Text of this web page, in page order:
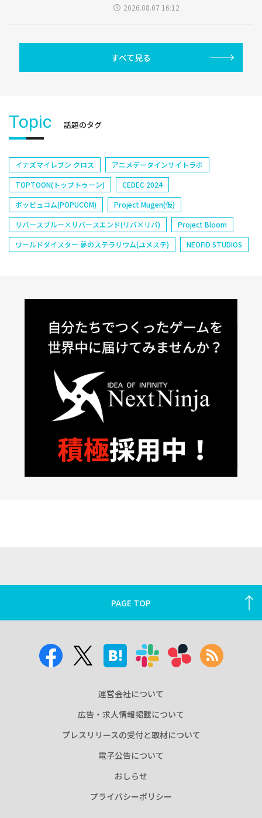
2026.08.07 16:12
すべて見る
Topic 話題のタグ
イナズマイレブン クロス
アニメデータインサイトラボ
TOPTOON(トップトゥーン)
CEDEC 2024
ポッピュコム(POPUCOM)
Project Mugen(仮)
リバースブルー×リバースエンド(リバ×リバ)
Project Bloom
ワールドダイスター 夢のステラリウム(ユメステ)
NEOFID STUDIOS
PAGE TOP
運営会社について
広告・求人情報掲載について
プレスリリースの受付と取材について
電子公告について
おしらせ
プライバシーポリシー